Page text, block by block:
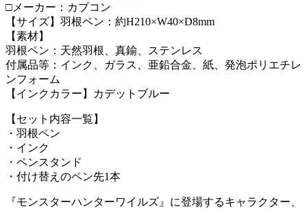
□メーカー：カプコン
【サイズ】羽根ペン：約H210×W40×D8mm
【素材】
羽根ペン：天然羽根、真鍮、ステンレス
付属品等：インク、ガラス、亜鉛合金、紙、発泡ポリエチレ
ンフォーム
【インクカラー】カデットブルー
【セット内容一覧】
・羽根ペン
・インク
・ペンスタンド
・付け替えのペン先1本
『モンスターハンターワイルズ』に登場するキャラクター、